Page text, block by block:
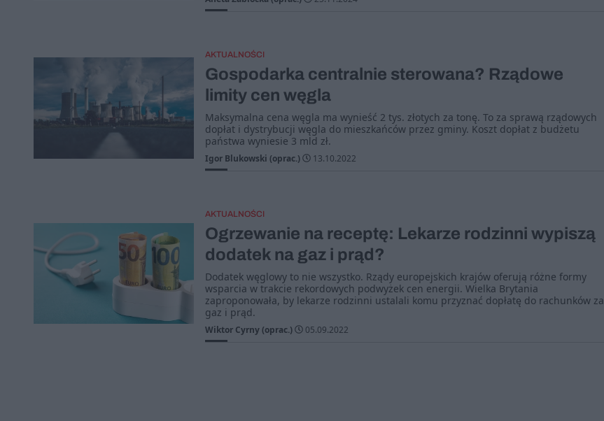
AKTUALNOŚCI
Gospodarka centralnie sterowana? Rządowe
limity cen węgla
Maksymalna cena węgla ma wynieść 2 tys. złotych za tonę. To za sprawą rządowych
dopłat i dystrybucji węgla do mieszkańców przez gminy. Koszt dopłat z budżetu
państwa wyniesie 3 mld zł.
Igor Blukowski (oprac.) 13.10.2022
AKTUALNOŚCI
Ogrzewanie na receptę: Lekarze rodzinni wypiszą
dodatek na gaz i prąd?
Dodatek węglowy to nie wszystko. Rządy europejskich krajów oferują różne formy
wsparcia w trakcie rekordowych podwyżek cen energii. Wielka Brytania
zaproponowała, by lekarze rodzinni ustalali komu przyznać dopłatę do rachunków za
gaz i prąd.
Wiktor Cyrny (oprac.) 05.09.2022